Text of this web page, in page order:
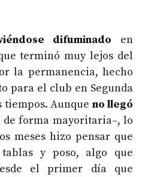
difuminado en
terminó muy lejos del
la permanencia, hecho
para el club en Segunda
Aunque no llegó
de forma mayoritaria–, lo
meses hizo pensar que
y poso, algo que
el primer día que